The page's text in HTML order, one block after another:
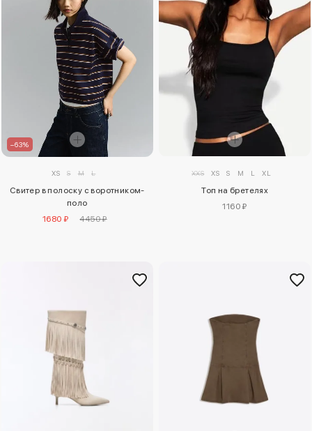
–63%
XS S M L
Свитер в полоску с воротником-
поло
1680 ₽
4450 ₽
XXS XS S M L XL
Топ на бретелях
1160 ₽